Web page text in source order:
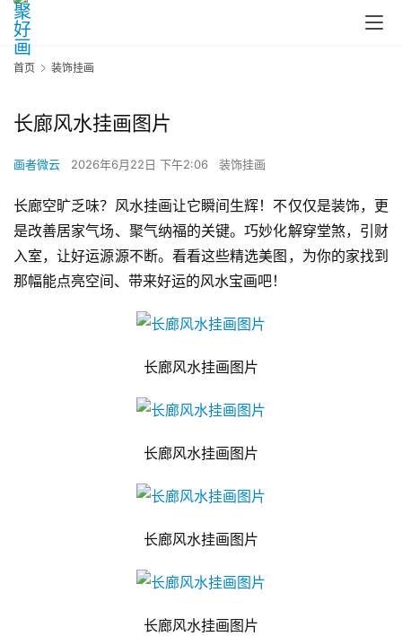
首页 装饰挂画
长廊风水挂画图片
画者微云 2026年6月22日 下午2:06 装饰挂画
长廊空旷乏味？风水挂画让它瞬间生辉！不仅仅是装饰，更
是改善居家气场、聚气纳福的关键。巧妙化解穿堂煞，引财
入室，让好运源源不断。看看这些精选美图，为你的家找到
那幅能点亮空间、带来好运的风水宝画吧！
长廊风水挂画图片
长廊风水挂画图片
长廊风水挂画图片
长廊风水挂画图片